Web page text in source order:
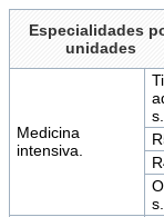
Especialidades
unidades
Medicina
intensiva.
s.
s.